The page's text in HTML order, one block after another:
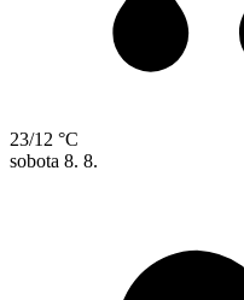
23/12 °C
sobota 8. 8.